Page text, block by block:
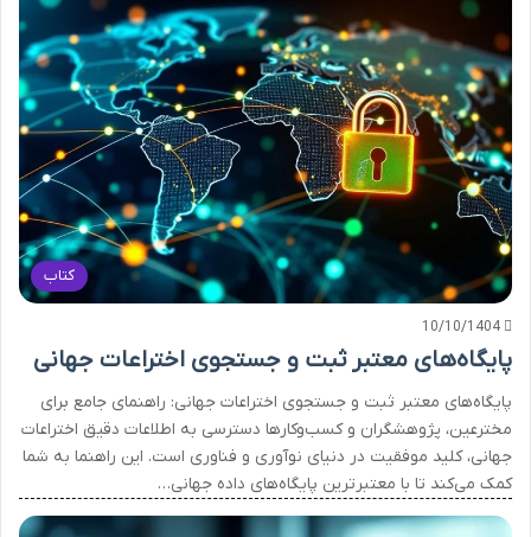
کتاب
10/10/1404
پایگاه‌های معتبر ثبت و جستجوی اختراعات جهانی
پایگاه‌های معتبر ثبت و جستجوی اختراعات جهانی: راهنمای جامع برای
مخترعین، پژوهشگران و کسب‌وکارها دسترسی به اطلاعات دقیق اختراعات
جهانی، کلید موفقیت در دنیای نوآوری و فناوری است. این راهنما به شما
کمک می‌کند تا با معتبرترین پایگاه‌های داده جهانی…